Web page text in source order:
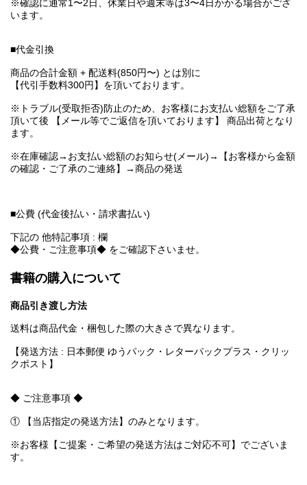
※確認に通常1〜2日、休業日や週末等は3〜4日かかる場合がござ
います。
■代金引換
商品の合計金額 + 配送料(850円〜) とは別に
【代引手数料300円】を頂いております。
※トラブル(受取拒否)防止のため、お客様にお支払い総額をご了承
頂いて後 【メール等でご返信を頂いております】 商品出荷となり
ます。
※在庫確認→お支払い総額のお知らせ(メール)→【お客様から金額
の確認・ご了承のご連絡】→商品の発送
■公費 (代金後払い・請求書払い)
下記の 他特記事項 : 欄
◆公費・ご注意事項◆ をご確認下さいませ。
書籍の購入について
商品引き渡し方法
送料は商品代金・梱包した際の大きさで異なります。
【発送方法 : 日本郵便 ゆうパック・レターパックプラス・クリッ
クポスト】
◆ ご注意事項 ◆
① 【当店指定の発送方法】のみとなります。
※お客様【ご提案・ご希望の発送方法はご対応不可】でございま
す。